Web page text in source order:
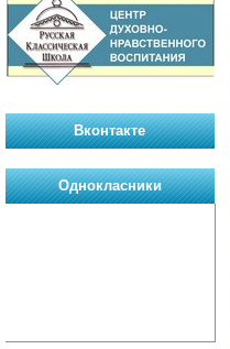
Вконтакте
Однокласники